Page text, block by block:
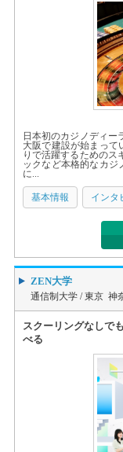
日本初のカジノディー
大阪で建設が始まって
りで活躍するためのス
ックなど本格的なカ
に...
基本情報 インタ
ZEN大学
通信制大学 /東京 神
スクーリングなしで
べる